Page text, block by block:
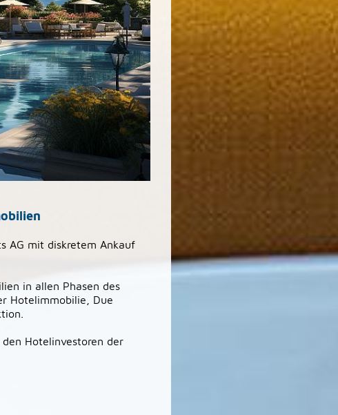
AG mit diskretem Ankauf
in allen Phasen des
Hotelimmobilie, Due
Hotelinvestoren der